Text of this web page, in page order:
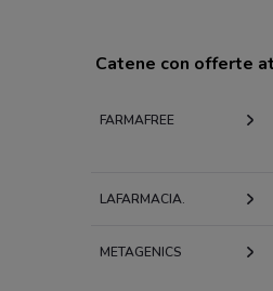
Catene con offerte
FARMAFREE
LAFARMACIA.
METAGENICS